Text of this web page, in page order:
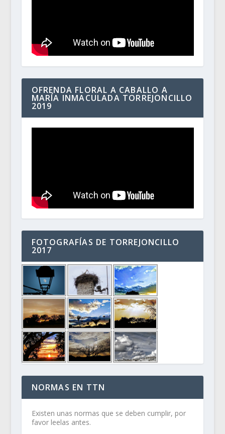
OFRENDA FLORAL A CABALLO A
MARÍA INMACULADA TORREJONCILLO
2019
FOTOGRAFÍAS DE TORREJONCILLO
2017
NORMAS EN TTN
Existen unas normas que se deben cumplir, por
favor leelas antes.